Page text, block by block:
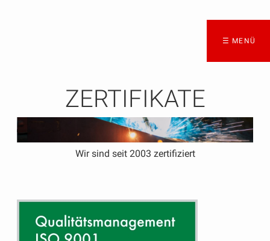
☰ MENÜ
ZERTIFIKATE
Wir sind seit 2003 zertifiziert